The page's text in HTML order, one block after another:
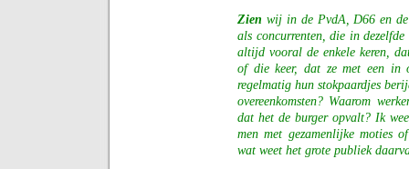
Zien wij in de PvdA, D66 en
als concurrenten, die in
altijd vooral de enkele keren,
of die keer, dat ze met een in
regelmatig hun stokpaardjes
overeenkomsten? Waarom
dat het de burger opvalt? Ik
men met gezamenlijke moties
wat weet het grote publiek